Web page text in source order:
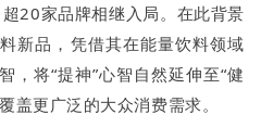
20家品牌相继入局。在此背景
新品，凭借其在能量饮料领域
，将“提神”心智自然延伸至“健
盖更广泛的大众消费需求。